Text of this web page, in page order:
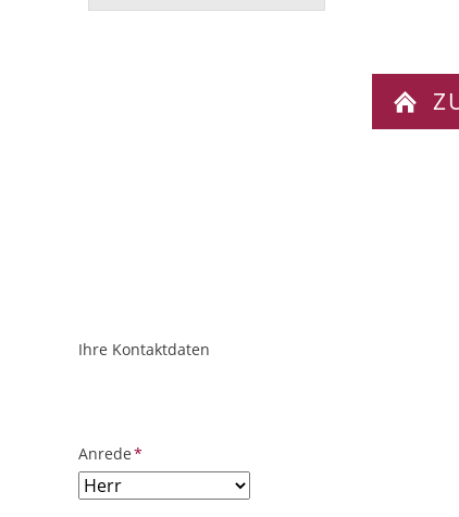
ObjektPlatzhalter
URL
Ihre Kontaktdaten
Pflichtfeld
Anrede*